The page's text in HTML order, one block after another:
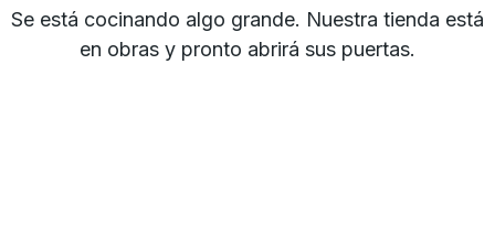
Se está cocinando algo grande. Nuestra tienda está
en obras y pronto abrirá sus puertas.